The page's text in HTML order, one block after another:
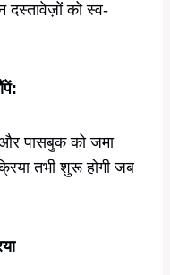
दस्तावेज़ों को स्व-
पासबुक को जमा
तभी शुरू होगी जब